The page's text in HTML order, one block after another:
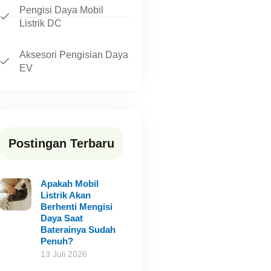
Pengisi Daya Mobil
Listrik DC
Aksesori Pengisian Daya
EV
Postingan Terbaru
Apakah Mobil
Listrik Akan
Berhenti Mengisi
Daya Saat
Baterainya Sudah
Penuh?
13 Juli 2026